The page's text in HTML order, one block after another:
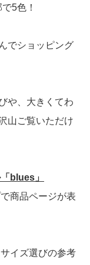
5色！
でショッピング
や、大きくてわ
山ご覧いただけ
blues」
商品ページが表
イズ選びの参考